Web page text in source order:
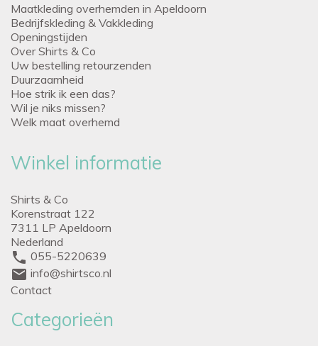
Maatkleding overhemden in Apeldoorn
Bedrijfskleding & Vakkleding
Openingstijden
Over Shirts & Co
Uw bestelling retourzenden
Duurzaamheid
Hoe strik ik een das?
Wil je niks missen?
Welk maat overhemd
Winkel informatie
Shirts & Co
Korenstraat 122
7311 LP Apeldoorn
Nederland
phone 055-5220639
mail info@shirtsco.nl
Contact
Categorieën